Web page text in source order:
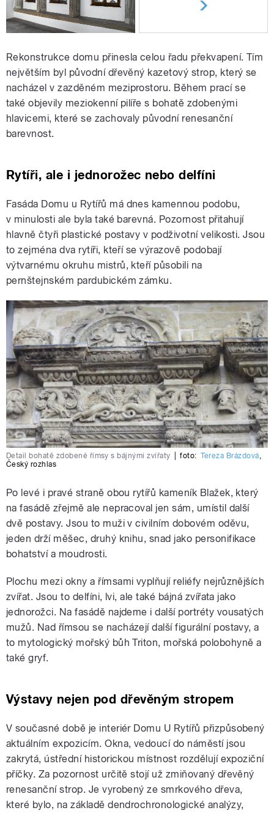
Rekonstrukce domu přinesla celou řadu překvapení. Tím
největším byl původní dřevěný kazetový strop, který se
nacházel v zazděném meziprostoru. Během prací se
také objevily meziokenní pilíře s bohatě zdobenými
hlavicemi, které se zachovaly původní renesanční
barevnost.
Rytíři, ale i jednorožec nebo delfíni
Fasáda Domu u Rytířů má dnes kamennou podobu,
v minulosti ale byla také barevná. Pozornost přitahují
hlavně čtyři plastické postavy v podživotní velikosti. Jsou
to zejména dva rytíři, kteří se výrazově podobají
výtvarnému okruhu mistrů, kteří působili na
pernštejnském pardubickém zámku.
Detail bohatě zdobené římsy s bájnými zvířaty foto: Tereza Brázdová
Český rozhlas
Po levé i pravé straně obou rytířů kameník Blažek, který
na fasádě zřejmě ale nepracoval jen sám, umístil další
dvě postavy. Jsou to muži v civilním dobovém oděvu,
jeden drží měšec, druhý knihu, snad jako personifikace
bohatství a moudrosti.
Plochu mezi okny a římsami vyplňují reliéfy nejrůznějších
zvířat. Jsou to delfíni, lvi, ale také bájná zvířata jako
jednorožci. Na fasádě najdeme i další portréty vousatých
mužů. Nad římsou se nacházejí další figurální postavy, a
to mytologický mořský bůh Triton, mořská polobohyně a
také gryf.
Výstavy nejen pod dřevěným stropem
V současné době je interiér Domu U Rytířů přizpůsobený
aktuálním expozicím. Okna, vedoucí do náměstí jsou
zakrytá, ústřední historickou místnost rozdělují expoziční
příčky. Za pozornost určitě stojí už zmiňovaný dřevěný
renesanční strop. Je vyrobený ze smrkového dřeva,
které bylo, na základě dendrochronologické analýzy,